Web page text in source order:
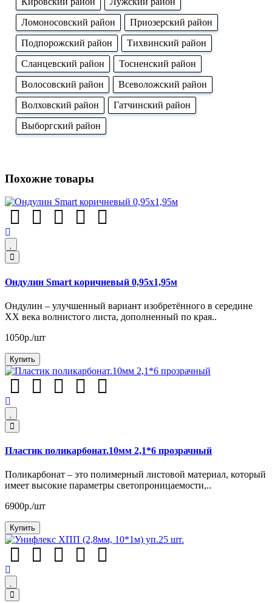
Ломоносовский район
Приозерский район
Подпорожский район
Тихвинский район
Сланцевский район
Тосненский район
Волосовский район
Всеволожский район
Волховский район
Гатчинский район
Выборгский район
Похожие товары
Ондулин Smart коричневый 0,95х1,95м
Ондулин – улучшенный вариант изобретённого в середине
XX века волнистого листа, дополненный по края..
1050р./шт
Купить
Пластик поликарбонат.10мм 2,1*6 прозрачный
Поликарбонат – это полимерный листовой материал, который
имеет высокие параметры светопроницаемости,..
6900р./шт
Купить